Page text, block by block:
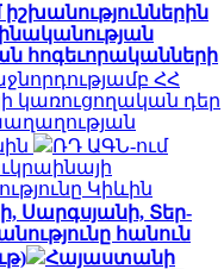
իշխանություններին
հոգեւորականների
ՀՀ
կառուցողական դեր
ՌԴ ԱԳՆ-ում
Կիևին
Սարգսյանի, Տեր-
հանուն
Հայաստանի